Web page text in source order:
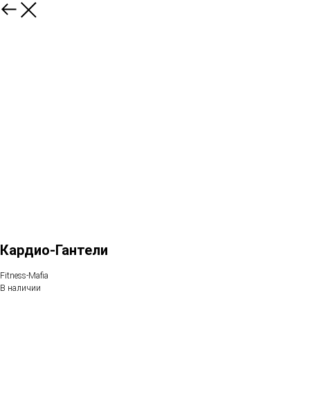
Кардио-Гантели
Fitness-Mafia
В наличии